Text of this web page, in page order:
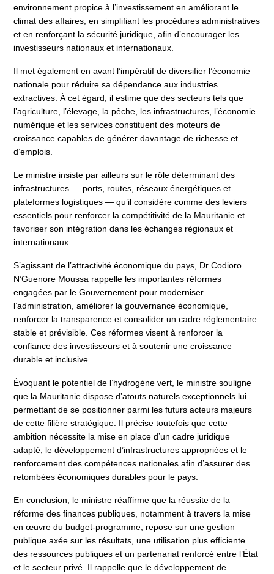
environnement propice à l’investissement en améliorant le
climat des affaires, en simplifiant les procédures administratives
et en renforçant la sécurité juridique, afin d’encourager les
investisseurs nationaux et internationaux.
Il met également en avant l’impératif de diversifier l’économie
nationale pour réduire sa dépendance aux industries
extractives. À cet égard, il estime que des secteurs tels que
l’agriculture, l’élevage, la pêche, les infrastructures, l’économie
numérique et les services constituent des moteurs de
croissance capables de générer davantage de richesse et
d’emplois.
Le ministre insiste par ailleurs sur le rôle déterminant des
infrastructures — ports, routes, réseaux énergétiques et
plateformes logistiques — qu’il considère comme des leviers
essentiels pour renforcer la compétitivité de la Mauritanie et
favoriser son intégration dans les échanges régionaux et
internationaux.
S’agissant de l’attractivité économique du pays, Dr Codioro
N’Guenore Moussa rappelle les importantes réformes
engagées par le Gouvernement pour moderniser
l’administration, améliorer la gouvernance économique,
renforcer la transparence et consolider un cadre réglementaire
stable et prévisible. Ces réformes visent à renforcer la
confiance des investisseurs et à soutenir une croissance
durable et inclusive.
Évoquant le potentiel de l’hydrogène vert, le ministre souligne
que la Mauritanie dispose d’atouts naturels exceptionnels lui
permettant de se positionner parmi les futurs acteurs majeurs
de cette filière stratégique. Il précise toutefois que cette
ambition nécessite la mise en place d’un cadre juridique
adapté, le développement d’infrastructures appropriées et le
renforcement des compétences nationales afin d’assurer des
retombées économiques durables pour le pays.
En conclusion, le ministre réaffirme que la réussite de la
réforme des finances publiques, notamment à travers la mise
en œuvre du budget-programme, repose sur une gestion
publique axée sur les résultats, une utilisation plus efficiente
des ressources publiques et un partenariat renforcé entre l’État
et le secteur privé. Il rappelle que le développement de